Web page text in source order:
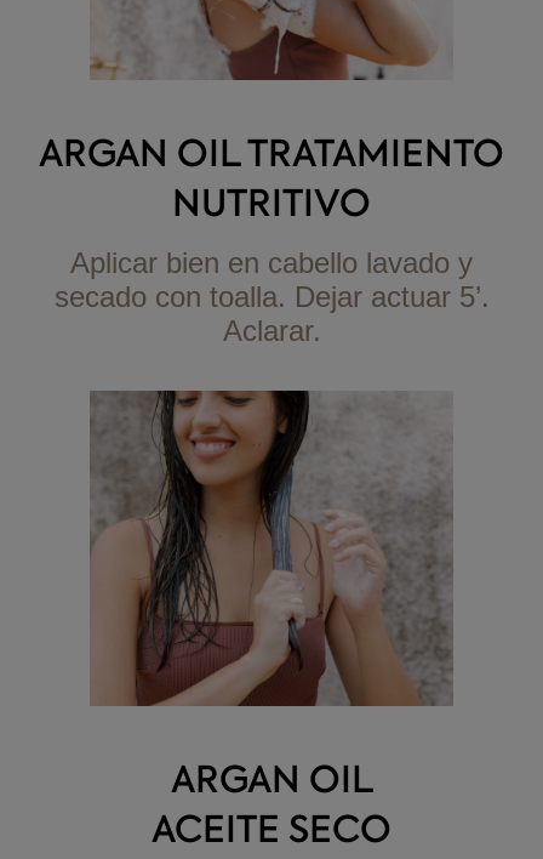
ARGAN OIL TRATAMIENTO
NUTRITIVO
Aplicar bien en cabello lavado y
secado con toalla. Dejar actuar 5’.
Aclarar.
ARGAN OIL
ACEITE SECO